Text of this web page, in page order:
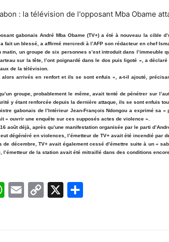
gabonais André Mba Obame (TV+) a été à nouveau la cible
fait un blessé, a affirmé mercredi à l’AFP son rédacteur en chef
matin, un groupe de six personnes s’est introduit dans l’immeuble
sur la tête, l’ont poignardé dans le dos puis ligoté », a
de la télévision.
alors arrivés en renfort et ils se sont enfuis », a-t-il ajouté,
groupe, probablement le même, avait tenté de pénétrer sur
y étant renforcée depuis la dernière attaque, ils se sont enfuis
gabonais de l’Intérieur Jean-François Ndongou a exprimé sa
« ouvrir une enquête sur ces supposés actes de violence ».
août déjà, après qu’une manifestation organisée par le parti
dégénéré en violences, l’émetteur de TV+ avait été incendié par
de décembre, TV+ avait également cessé d’émettre suite à un «
l’émetteur de la station avait été mitraillé dans des conditions
W E
C
X